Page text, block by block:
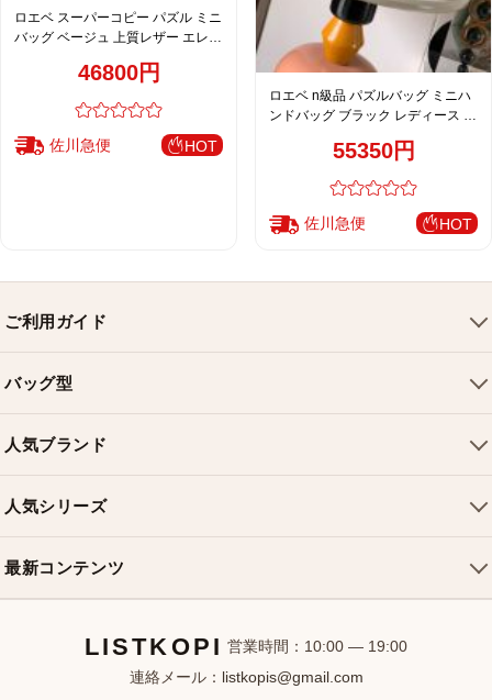
ロエベ スーパーコピー パズル ミニ
バッグ ベージュ 上質レザー エレガ
46800円
佐川急便 HOT
ロエベ n級品 パズルバッグ ミニハ
ンドバッグ ブラック レディース お
55350円
佐川急便 HOT
ご利用ガイド
配送について
返品・交換
お問い合わせ
バッグ型
ショルダーバッグ
クロスボディバッグ
ミニバッグ
バケットバッグ
人気ブランド
シャネルバッグ
ディオールバッグ
人気シリーズ
最新コンテンツ
新着アイテムLISTKOPI 営業時間：10:00 — 19:00
連絡メール： listkopis@gmail.com